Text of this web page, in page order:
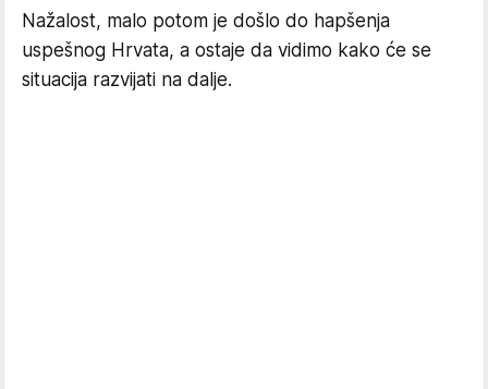
Nažalost, malo potom je došlo do hapšenja
uspešnog Hrvata, a ostaje da vidimo kako će se
situacija razvijati na dalje.